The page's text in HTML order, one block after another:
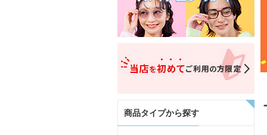
商品タイプから探す